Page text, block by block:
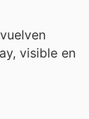
visible en